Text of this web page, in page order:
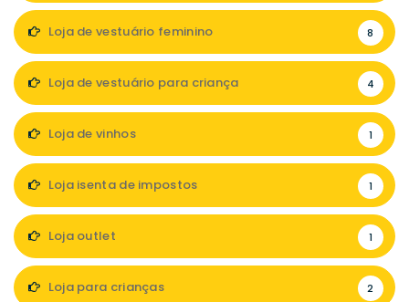
Loja de vestuário feminino 8
Loja de vestuário para criança 4
Loja de vinhos 1
Loja isenta de impostos 1
Loja outlet 1
Loja para crianças 2